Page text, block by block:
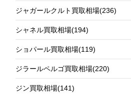
ジャガールクルト買取相場(236)
シャネル買取相場(194)
ショパール買取相場(119)
ジラールペルゴ買取相場(220)
ジン買取相場(141)